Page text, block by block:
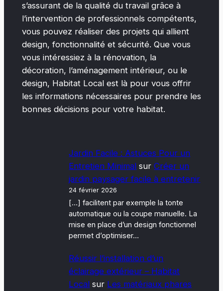
s’assurant de la qualité du travail grâce à
l’intervention de professionnels compétents,
vous pouvez réaliser des projets qui allient
design, fonctionnalité et sécurité. Que vous
vous intéressiez à la rénovation, la
décoration, l’aménagement intérieur, ou le
design, Habitat Local est là pour vous offrir
les informations nécessaires pour prendre les
bonnes décisions pour votre habitat.
Jardin Facile : Astuces Pour un
Entretien Minimal surCréer un
jardin paysager facile à entretenir
24 février 2026
[…] facilitent par exemple la tonte
automatique ou la coupe manuelle. La
mise en place d’un design fonctionnel
permet d’optimiser…
Réussir l’installation d’un
éclairage extérieur – Habitat
Local sur Les matériaux phares